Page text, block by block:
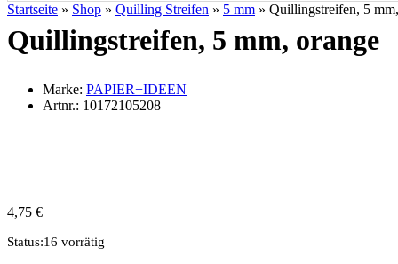
Startseite » Shop » Quilling Streifen » 5 mm » Quillingstreifen, 5
Quillingstreifen, 5 mm, orange
Marke: PAPIER+IDEEN
Artnr.: 10172105208
4,75 €
Status:16 vorrätig